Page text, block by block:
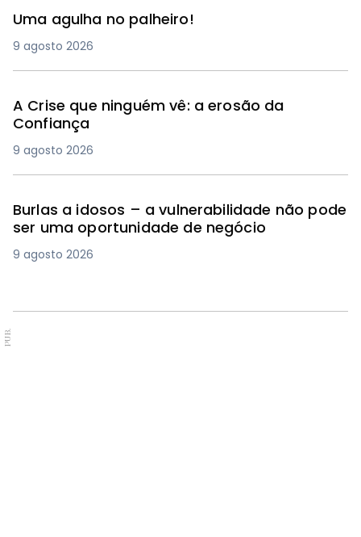
Uma agulha no palheiro!
9 agosto 2026
A Crise que ninguém vê: a erosão da
Confiança
9 agosto 2026
Burlas a idosos – a vulnerabilidade não pode
ser uma oportunidade de negócio
9 agosto 2026
PUB.